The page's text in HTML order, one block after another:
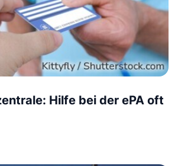
Hilfe bei der ePA oft